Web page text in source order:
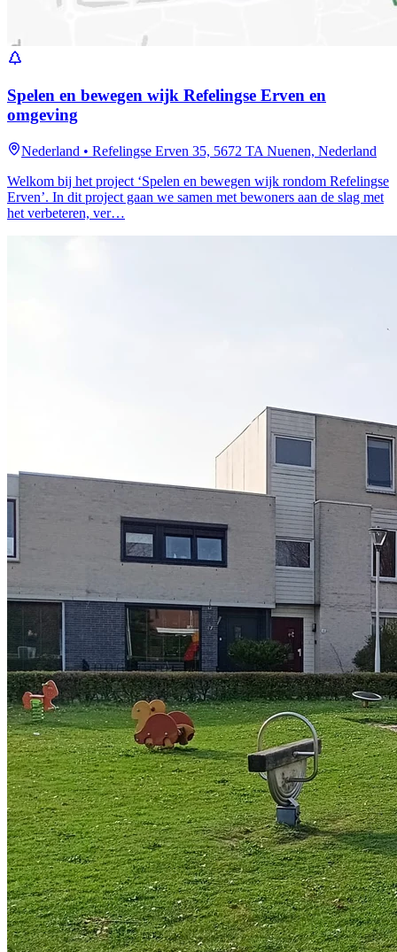
Spelen en bewegen wijk Refelingse Erven en
omgeving
Nederland • Refelingse Erven 35, 5672 TA Nuenen, Nederland
Welkom bij het project ‘Spelen en bewegen wijk rondom Refelingse
Erven’. In dit project gaan we samen met bewoners aan de slag met
het verbeteren, ver…